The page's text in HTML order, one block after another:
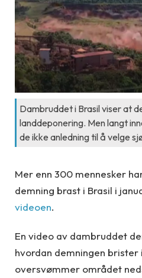
Dambruddet i Brasil viser at
landdeponering. Men langt
de ikke anledning til å velge
Mer enn 300 mennesker
demning brast i Brasil i
videoen.
En video av dambruddet
hvordan demningen
oversvømmer området